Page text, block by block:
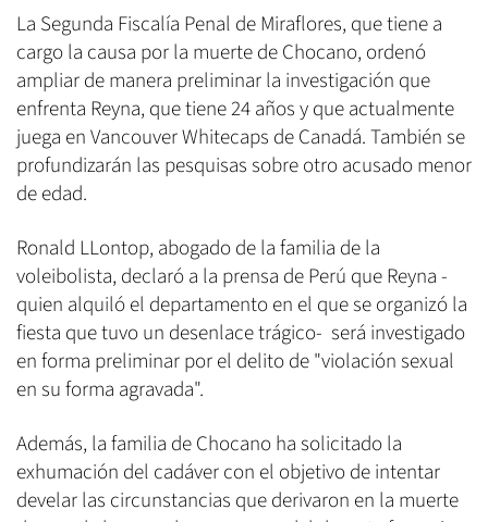
La Segunda Fiscalía Penal de Miraflores, que tiene a
cargo la causa por la muerte de Chocano, ordenó
ampliar de manera preliminar la investigación que
enfrenta Reyna, que tiene 24 años y que actualmente
juega en Vancouver Whitecaps de Canadá. También se
profundizarán las pesquisas sobre otro acusado menor
de edad.
Ronald LLontop, abogado de la familia de la
voleibolista, declaró a la prensa de Perú que Reyna -
quien alquiló el departamento en el que se organizó la
fiesta que tuvo un desenlace trágico- será investigado
en forma preliminar por el delito de "violación sexual
en su forma agravada".
Además, la familia de Chocano ha solicitado la
exhumación del cadáver con el objetivo de intentar
develar las circunstancias que derivaron en la muerte